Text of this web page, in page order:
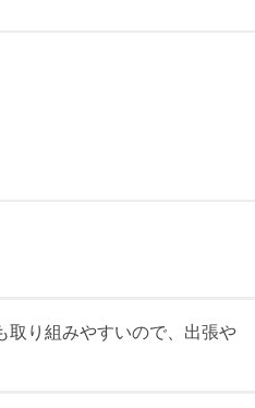
取り組みやすいので、出張や